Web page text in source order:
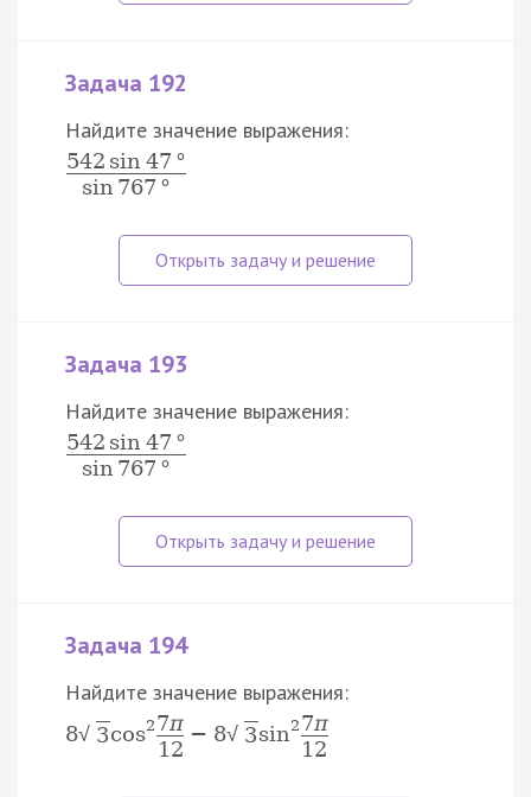
Задача 192
Найдите значение выражения:
542 sin 47 °
sin 767°
Задача 193
Найдите значение выражения:
542 sin 47 °
sin 767°
Задача 194
Найдите значение выражения:
8√ 3cos2 7π
12
− 8√ 3sin 2 7π
12